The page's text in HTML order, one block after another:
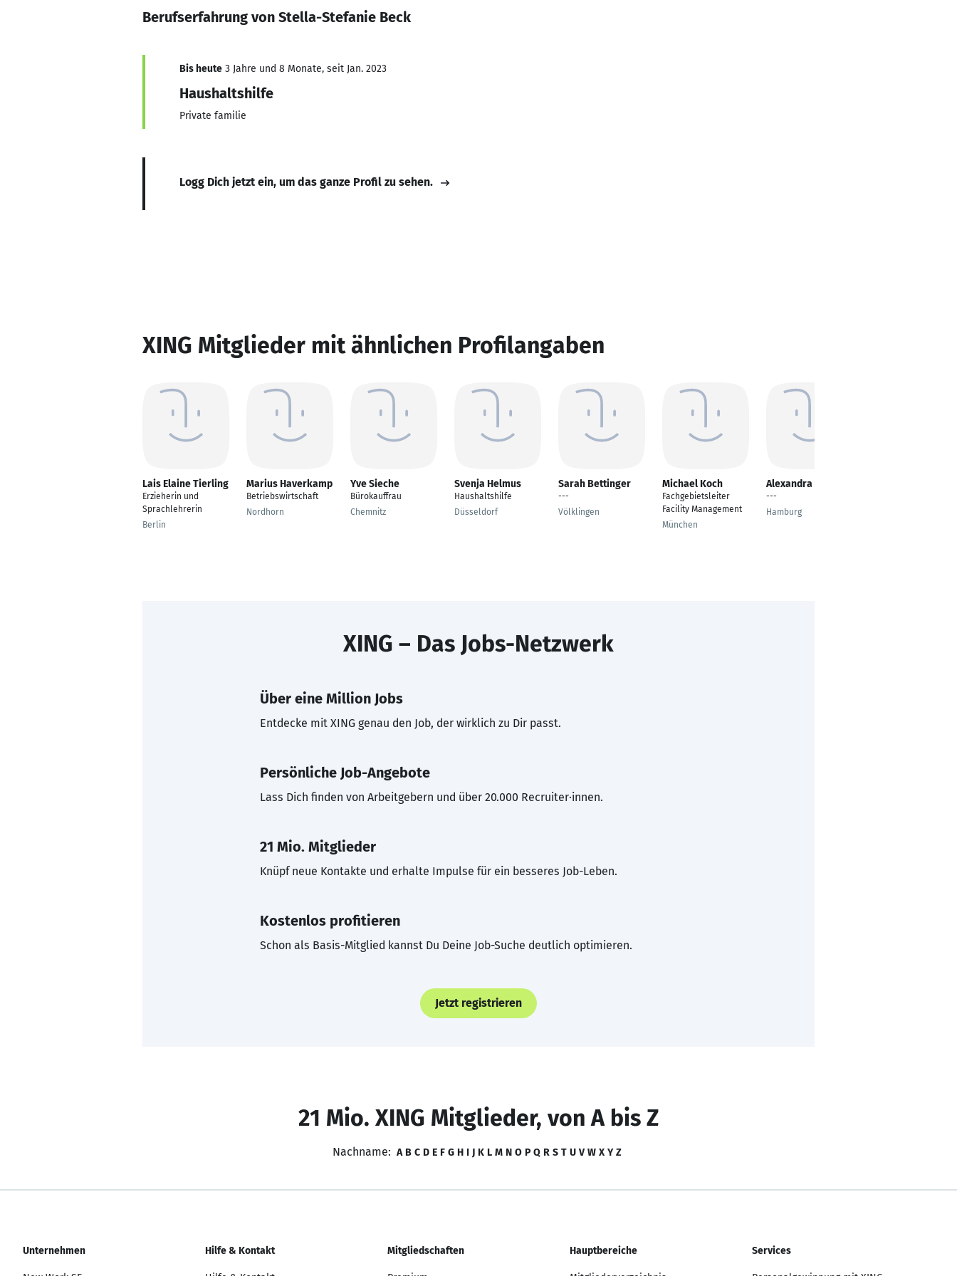
Berufserfahrung von Stella-Stefanie Beck
Bis heute 3 Jahre und 8 Monate, seit Jan. 2023
Haushaltshilfe
Private familie
Logg Dich jetzt ein, um das ganze Profil zu sehen.
XING Mitglieder mit ähnlichen Profilangaben
Lais Elaine Tierling
Erzieherin und
Sprachlehrerin
Berlin
Marius Haverkamp
Betriebswirtschaft
Nordhorn
Yve Sieche
Bürokauffrau
Chemnitz
Svenja Helmus
Haushaltshilfe
Düsseldorf
Sarah Bettinger
---
Völklingen
Michael Koch
Fachgebietsleiter
Facility Management
München
Alexandra Rothe
---
Hamburg
XING – Das Jobs-Netzwerk
Über eine Million Jobs
Entdecke mit XING genau den Job, der wirklich zu Dir passt.
Persönliche Job-Angebote
Lass Dich finden von Arbeitgebern und über 20.000 Recruiter·innen.
21 Mio. Mitglieder
Knüpf neue Kontakte und erhalte Impulse für ein besseres Job-Leben.
Kostenlos profitieren
Schon als Basis-Mitglied kannst Du Deine Job-Suche deutlich optimieren.
Jetzt registrieren
21 Mio. XING Mitglieder, von A bis Z
Nachname: A B C D E F G H I J K L M N O P Q R S T U V W X Y Z
Unternehmen Hilfe & Kontakt Mitgliedschaften Hauptbereiche Services